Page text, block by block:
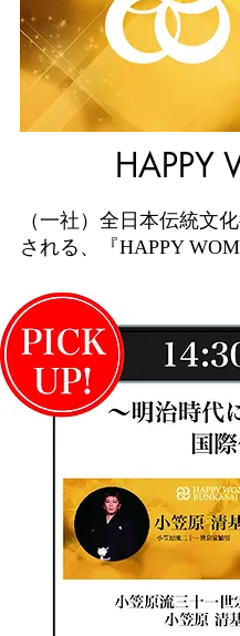
HAPPY
（一社）全日本伝統文
される、『HAPPY